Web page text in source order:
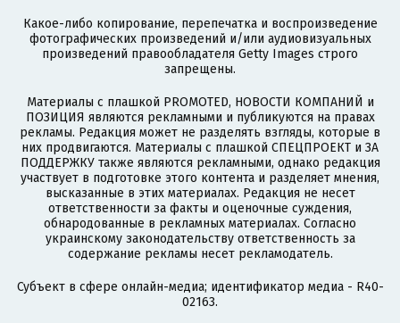
Какое-либо копирование, перепечатка и воспроизведение
фотографических произведений и/или аудиовизуальных
произведений правообладателя Getty Images строго
запрещены.
Материалы с плашкой PROMOTED, НОВОСТИ КОМПАНИЙ и
ПОЗИЦИЯ являются рекламными и публикуются на правах
рекламы. Редакция может не разделять взгляды, которые в
них продвигаются. Материалы с плашкой СПЕЦПРОЕКТ и ЗА
ПОДДЕРЖКУ также являются рекламными, однако редакция
участвует в подготовке этого контента и разделяет мнения,
высказанные в этих материалах. Редакция не несет
ответственности за факты и оценочные суждения,
обнародованные в рекламных материалах. Согласно
украинскому законодательству ответственность за
содержание рекламы несет рекламодатель.
Субъект в сфере онлайн-медиа; идентификатор медиа - R40-
02163.